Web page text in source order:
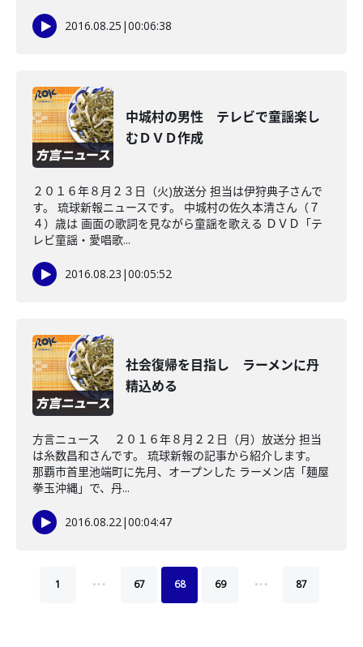
2016.08.25 |00:06:38
中城村の男性 テレビで童謡楽し
むＤＶＤ作成
２０１６年８月２３日（火)放送分 担当は伊狩典子さんで
す。 琉球新報ニュースです。 中城村の佐久本清さん（７
４）歳は 画面の歌詞を見ながら童謡を歌える ＤＶＤ「テ
レビ童謡・愛唱歌...
2016.08.23 |00:05:52
社会復帰を目指し ラーメンに丹
精込める
方言ニュース ２０１６年８月２２日（月）放送分 担当
は糸数昌和さんです。 琉球新報の記事から紹介します。
那覇市首里池端町に先月、オープンした ラーメン店「麺屋
拳玉沖縄」で、丹...
2016.08.22|00:04:47
1 … 67 68 69 … 87